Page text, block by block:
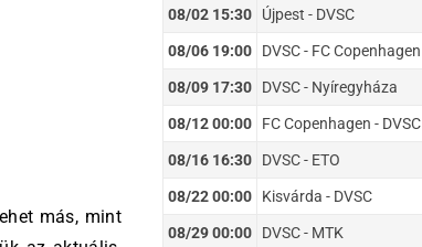
más, mint
08/02 15:30 Újpest - DVSC
08/06 19:00 DVSC - FC Copenhagen
08/09 17:30 DVSC - Nyíregyháza
08/12 00:00 FC Copenhagen - DVSC
08/16 16:30 DVSC - ETO
08/22 00:00 Kisvárda - DVSC
08/29 00:00 DVSC - MTK